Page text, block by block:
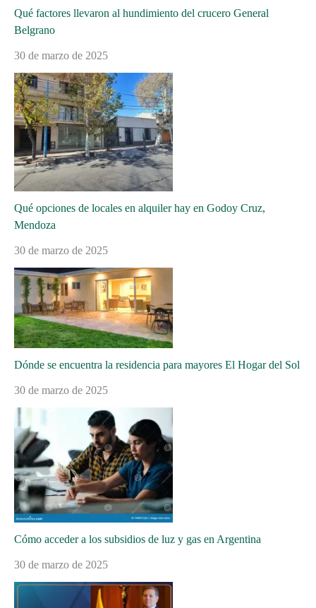
Qué factores llevaron al hundimiento del crucero General
Belgrano
30 de marzo de 2025
Qué opciones de locales en alquiler hay en Godoy Cruz,
Mendoza
30 de marzo de 2025
Dónde se encuentra la residencia para mayores El Hogar del Sol
30 de marzo de 2025
Cómo acceder a los subsidios de luz y gas en Argentina
30 de marzo de 2025